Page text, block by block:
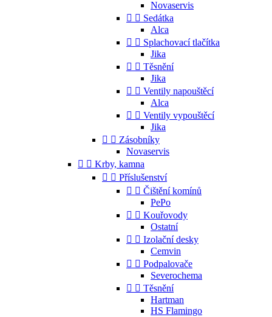
Novaservis
  Sedátka
Alca
  Splachovací tlačítka
Jika
  Těsnění
Jika
  Ventily napouštěcí
Alca
  Ventily vypouštěcí
Jika
  Zásobníky
Novaservis
  Krby, kamna
  Příslušenství
  Čištění komínů
PePo
  Kouřovody
Ostatní
  Izolační desky
Cemvin
  Podpalovače
Severochema
  Těsnění
Hartman
HS Flamingo